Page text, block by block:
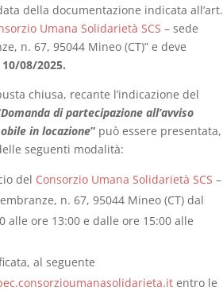
della documentazione indicata all’art.
Umana Solidarietà SCS – sede
n. 67, 95044 Mineo (CT)” e deve
08/2025.
chiusa, recante l’indicazione del
Domanda di partecipazione all’avviso
in locazione” può essere presentata,
seguenti modalità:
del Consorzio Umana Solidarietà SCS –
n. 67, 95044 Mineo (CT) dal
alle ore 13:00 e dalle ore 15:00 alle
al seguente
entro le